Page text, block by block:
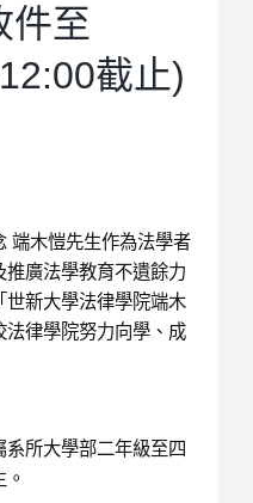
件至
截止)
端木愷先生作為法學者
廣法學教育不遺餘力
世新大學法律學院端木
律學院努力向學、成
所大學部二年級至四